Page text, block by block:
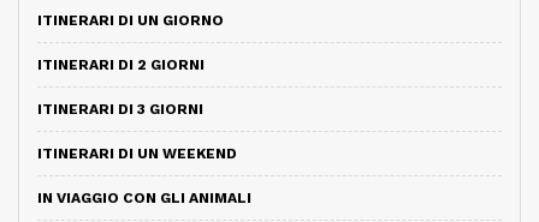
ITINERARI DI UN GIORNO
ITINERARI DI 2 GIORNI
ITINERARI DI 3 GIORNI
ITINERARI DI UN WEEKEND
IN VIAGGIO CON GLI ANIMALI